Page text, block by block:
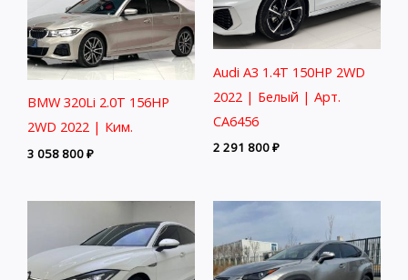
BMW 320Li 2.0T 156HP
2WD 2022 | Ким.
3 058 800₽
Audi A3 1.4T 150HP 2WD
2022 | Белый | Арт.
CA6456
2 291 800₽